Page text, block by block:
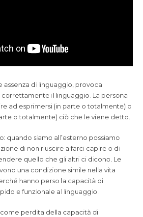
assenza di linguaggio, provoca
correttamente il linguaggio. La persona
ad esprimersi (in parte o totalmente) o
o totalmente) ciò che le viene detto.
quando siamo all’esterno possiamo
di non riuscire a farci capire o di
quello che gli altri ci dicono. Le
una condizione simile nella vita
hanno perso la capacità di
e funzionale al linguaggio.
come perdita della capacità di